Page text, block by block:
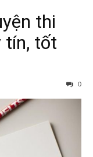
thi
tín, tốt
0